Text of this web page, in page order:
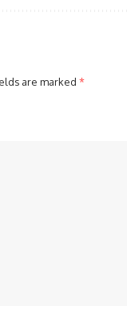
are marked *